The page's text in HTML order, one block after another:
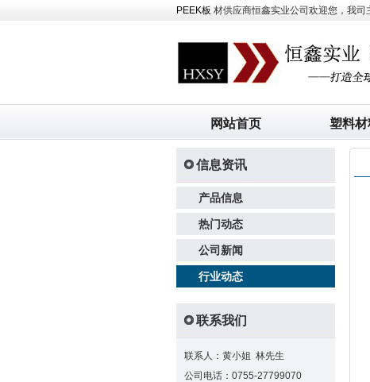
PEEK板 材供应商恒鑫实业公司欢迎您，我司
网站首页 塑料材
信息资讯
产品信息
热门动态
公司新闻
行业动态
联系我们
联系人：黄小姐 林先生
公司电话：0755-27799070